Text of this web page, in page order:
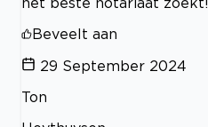
Beveelt aan
29 September 2024
Ton